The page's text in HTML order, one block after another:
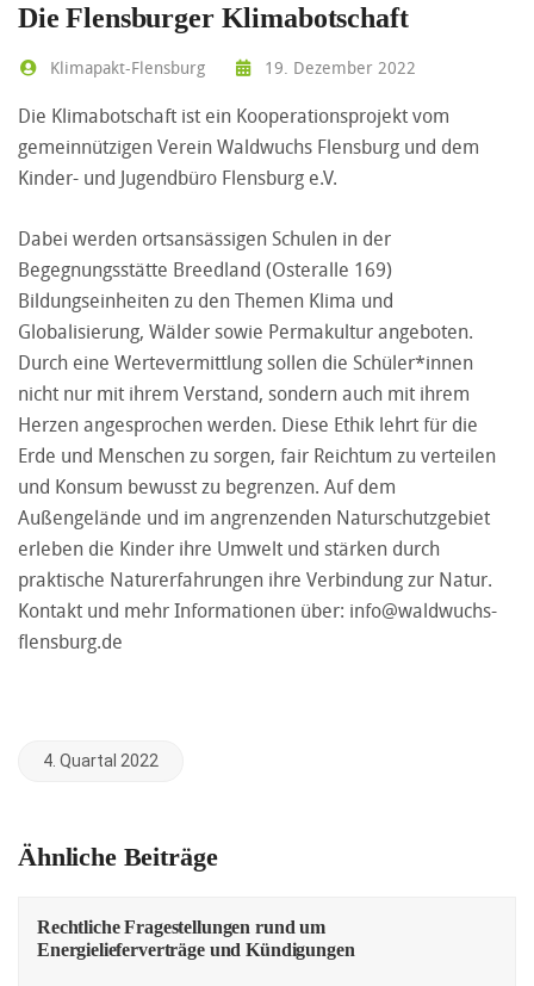
Die Flensburger Klimabotschaft
Klimapakt-Flensburg 19. Dezember 2022
Die Klimabotschaft ist ein Kooperationsprojekt vom
gemeinnützigen Verein Waldwuchs Flensburg und dem
Kinder- und Jugendbüro Flensburg e.V.
Dabei werden ortsansässigen Schulen in der
Begegnungsstätte Breedland (Osteralle 169)
Bildungseinheiten zu den Themen Klima und
Globalisierung, Wälder sowie Permakultur angeboten.
Durch eine Wertevermittlung sollen die Schüler*innen
nicht nur mit ihrem Verstand, sondern auch mit ihrem
Herzen angesprochen werden. Diese Ethik lehrt für die
Erde und Menschen zu sorgen, fair Reichtum zu verteilen
und Konsum bewusst zu begrenzen. Auf dem
Außengelände und im angrenzenden Naturschutzgebiet
erleben die Kinder ihre Umwelt und stärken durch
praktische Naturerfahrungen ihre Verbindung zur Natur.
Kontakt und mehr Informationen über: info@waldwuchs-
flensburg.de
4. Quartal 2022
Ähnliche Beiträge
Rechtliche Fragestellungen rund um
Energielieferverträge und Kündigungen